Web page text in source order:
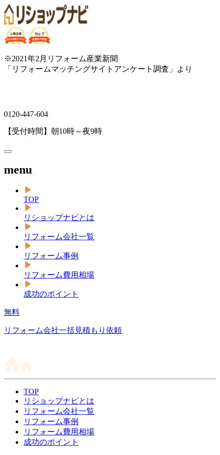
※2021年2月リフォーム産業新聞
「リフォームマッチングサイトアンケート調査」より
0120-447-604
【受付時間】朝10時～夜9時
menu
TOP
リショップナビとは
リフォーム会社一覧
リフォーム事例
リフォーム費用相場
成功のポイント
無料
リフォーム会社一括見積もり依頼
TOP
リショップナビとは
リフォーム会社一覧
リフォーム事例
リフォーム費用相場
成功のポイント